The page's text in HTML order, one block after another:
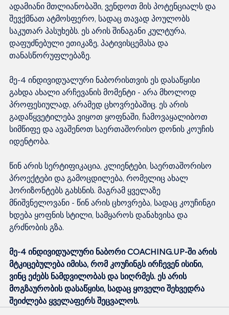
ადამიანი მთლიანობაში, ვენდოთ მის პოტენციალს და
შევქმნათ ატმოსფერო, სადაც თავად პოულობს
საკუთარ პასუხებს. ეს არის შინაგანი კულტურა,
დაფუძნებული ეთიკაზე, პატივისცემასა და
თანასწორუფლებაზე.
მე-4 ინდივიდუალური ნაბორისთვის ეს დასაწყისი
გახდა ახალი არჩევანის მომენტი - არა მხოლოდ
პროფესიულად, არამედ ცხოვრებაშიც. ეს არის
გადაწყვეტილება ვიყოთ ყოფნაში, ჩამოვაყალიბოთ
სიმწიფე და ავაშენოთ საერთაშორისო დონის კოუჩის
იდენტობა.
წინ არის სერტიფიკაცია, კლიენტები, საერთაშორისო
პროექტები და გამოცდილება, რომელიც ახალ
ჰორიზონტებს გახსნის. მაგრამ ყველაზე
მნიშვნელოვანი - წინ არის ცხოვრება, სადაც კოუჩინგი
ხდება ყოფნის სტილი, სამყაროს დანახვისა და
გრძნობის გზა.
მე-4 ინდივიდუალური ნაბორი COACHING.UP-ში არის
მტკიცებულება იმისა, რომ კოუჩინგს ირჩევენ ისინი,
ვინც ეძებს ნამდვილობას და სიღრმეს. ეს არის
მოგზაურობის დასაწყისი, სადაც ყოველი შეხვედრა
შეიძლება ყველაფერს შეცვალოს.